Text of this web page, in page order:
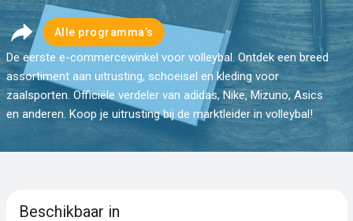
Alle programma’s
De eerste e-commercewinkel voor volleybal. Ontdek een breed
assortiment aan uitrusting, schoeisel en kleding voor
zaalsporten. Officiële verdeler van adidas, Nike, Mizuno, Asics
en anderen. Koop je uitrusting bij de marktleider in volleybal!
Beschikbaar in